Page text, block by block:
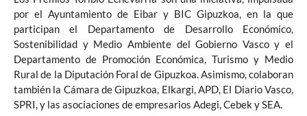
por el Ayuntamiento de Eibar y BIC Gipuzkoa, en la que
participan el Departamento de Desarrollo Económico,
Sostenibilidad y Medio Ambiente del Gobierno Vasco y el
Departamento de Promoción Económica, Turismo y Medio
Rural de la Diputación Foral de Gipuzkoa. Asimismo, colaboran
también la Cámara de Gipuzkoa, Elkargi, APD, El Diario Vasco,
SPRI, y las asociaciones de empresarios Adegi, Cebek y SEA.